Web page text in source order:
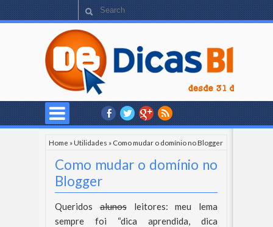
Home »Utilidades » Como mudar o domínio no Blogger
Como mudar o domínio no
Blogger
Queridosalunosleitores: meu lema
sempre foi “dica aprendida, dica